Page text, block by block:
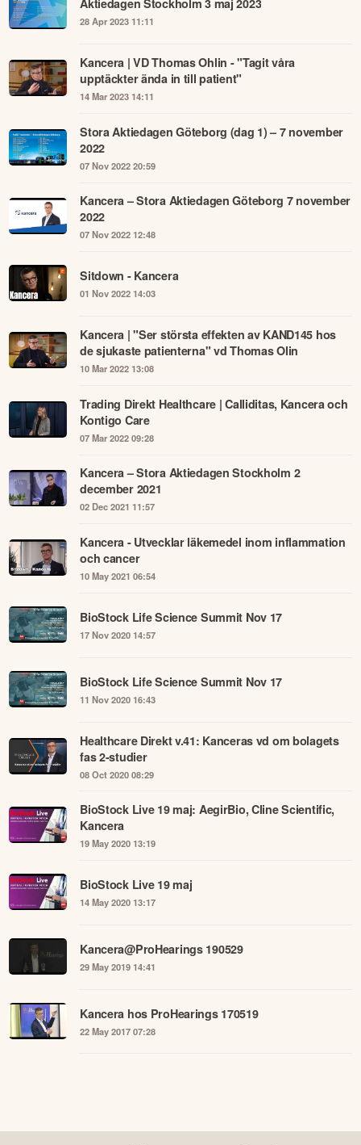
Aktiedagen Stockholm 3 maj 2023
28 Apr 2023 11:11
Kancera | VD Thomas Ohlin - "Tagit våra
upptäckter ända in till patient"
14 Mar 2023 14:11
Stora Aktiedagen Göteborg (dag 1) – 7 november
2022
07 Nov 2022 20:59
Kancera – Stora Aktiedagen Göteborg 7 november
2022
07 Nov 2022 12:48
Sitdown - Kancera
01 Nov 2022 14:03
Kancera | "Ser största effekten av KAND145 hos
de sjukaste patienterna" vd Thomas Olin
10 Mar 2022 13:08
Trading Direkt Healthcare | Calliditas, Kancera och
Kontigo Care
07 Mar 2022 09:28
Kancera – Stora Aktiedagen Stockholm 2
december 2021
02 Dec 2021 11:57
Kancera - Utvecklar läkemedel inom inflammation
och cancer
10 May 2021 06:54
BioStock Life Science Summit Nov 17
17 Nov 2020 14:57
BioStock Life Science Summit Nov 17
11 Nov 2020 16:43
Healthcare Direkt v.41: Kanceras vd om bolagets
fas 2-studier
08 Oct 2020 08:29
BioStock Live 19 maj: AegirBio, Cline Scientific,
Kancera
19 May 2020 13:19
BioStock Live 19 maj
14 May 2020 13:17
Kancera@ProHearings 190529
29 May 2019 14:41
Kancera hos ProHearings 170519
22 May 2017 07:28